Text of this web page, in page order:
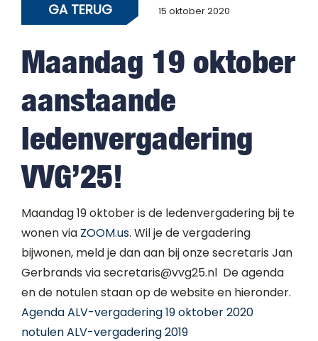
GA TERUG 15 oktober 2020
Maandag 19 oktober
aanstaande
ledenvergadering
VVG’25!
Maandag 19 oktober is de ledenvergadering bij te
wonen via ZOOM.us. Wil je de vergadering
bijwonen, meld je dan aan bij onze secretaris Jan
Gerbrands viasecretaris@vvg25.nl De agenda
en de notulen staan op de website en hieronder.
Agenda ALV-vergadering 19 oktober 2020
notulen ALV-vergadering 2019